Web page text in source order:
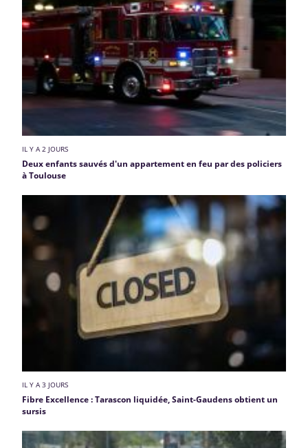
IL Y A 2 JOURS
Deux enfants sauvés d'un appartement en feu par des policiers
à Toulouse
IL Y A 3 JOURS
Fibre Excellence : Tarascon liquidée, Saint-Gaudens obtient un
sursis